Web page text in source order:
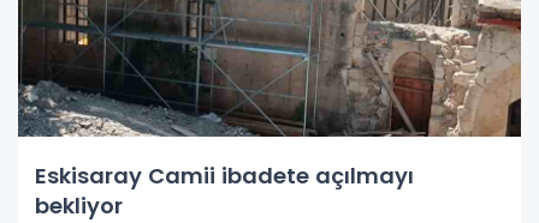
Eskisaray Camii ibadete açılmayı
bekliyor